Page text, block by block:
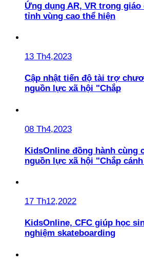
Ứng dụng AR, VR trong
tỉnh vùng cao thể hiện
13 Th4,2023
Cập nhật tiến độ tài trợ
nguồn lực xã hội "Chắp
08 Th4,2023
KidsOnline đồng hành cùng
nguồn lực xã hội "Chắp
17 Th12,2022
KidsOnline, CFC giúp học
nghiệm skateboarding